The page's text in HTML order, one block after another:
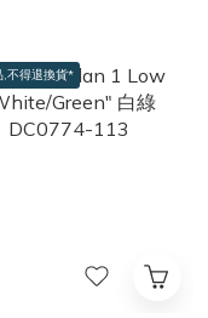
,不得退換貨*